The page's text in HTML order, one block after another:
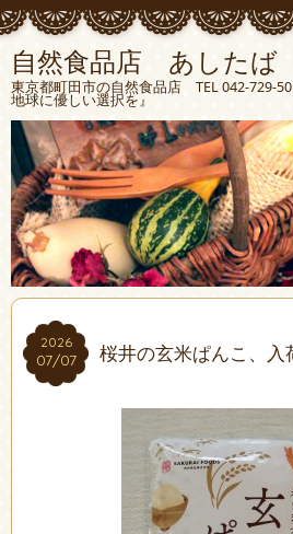
自然食品店 あしたば
東京都町田市の自然食品店 TEL 042-729-
地球に優しい選択を』
2026
07/07
2026
07/07 桜井の玄米ぱんこ、入